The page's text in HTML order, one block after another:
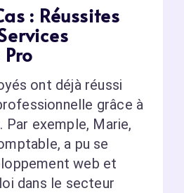
: Réussites
ont déjà réussi
grâce à
Par exemple, Marie,
a pu se
web et
dans le secteur